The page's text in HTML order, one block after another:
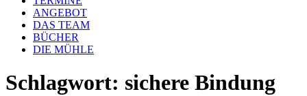
ANGEBOT
DAS TEAM
BÜCHER
DIE MÜHLE
Schlagwort: sichere Bindung